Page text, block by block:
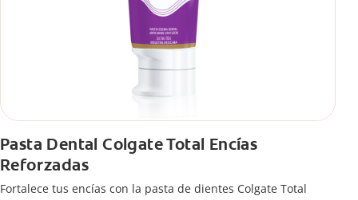
Pasta Dental Colgate Total Encías
Reforzadas
Fortalece tus encías con la pasta de dientes Colgate Total